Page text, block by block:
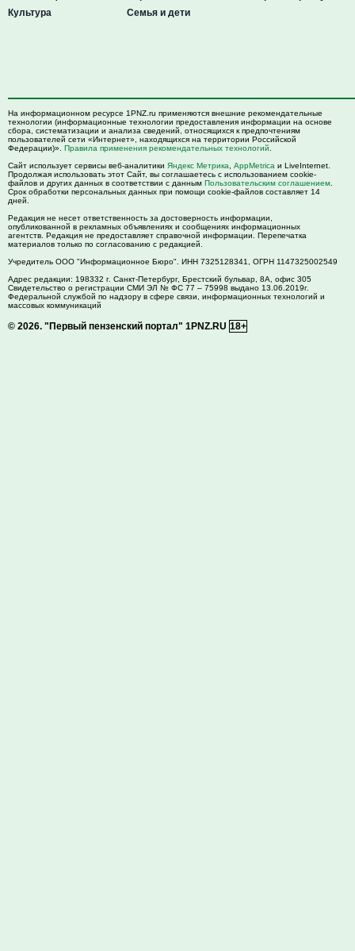
Культура
Семья и дети
На информационном ресурсе 1PNZ.ru применяются внешние рекомендательные
технологии (информационные технологии предоставления информации на основе
сбора, систематизации и анализа сведений, относящихся к предпочтениям
пользователей сети «Интернет», находящихся на территории Российской
Федерации)». Правила применения рекомендательных технологий
Сайт использует сервисы веб-аналитики Яндекс Метрика AppMetrica и LiveInternet.
Продолжая использовать этот Сайт, вы соглашаетесь с использованием cookie-
файлов и других данных в соответствии с данным Пользовательским соглашением
Срок обработки персональных данных при помощи cookie-файлов составляет 14
дней.
Редакция не несет ответственность за достоверность информации,
опубликованной в рекламных объявлениях и сообщениях информационных
агентств. Редакция не предоставляет справочной информации. Перепечатка
материалов только по согласованию с редакцией.
Учредитель ООО "Информационное Бюро". ИНН 7325128341, ОГРН 1147325002549
Адрес редакции: 198332 г. Санкт-Петербург, Брестский бульвар, 8А, офис 305
Свидетельство о регистрации СМИ ЭЛ № ФС 77 – 75998 выдано 13.06.2019г.
Федеральной службой по надзору в сфере связи, информационных технологий и
массовых коммуникаций
© 2026. "Первый пензенский портал" 1PNZ.RU 18+